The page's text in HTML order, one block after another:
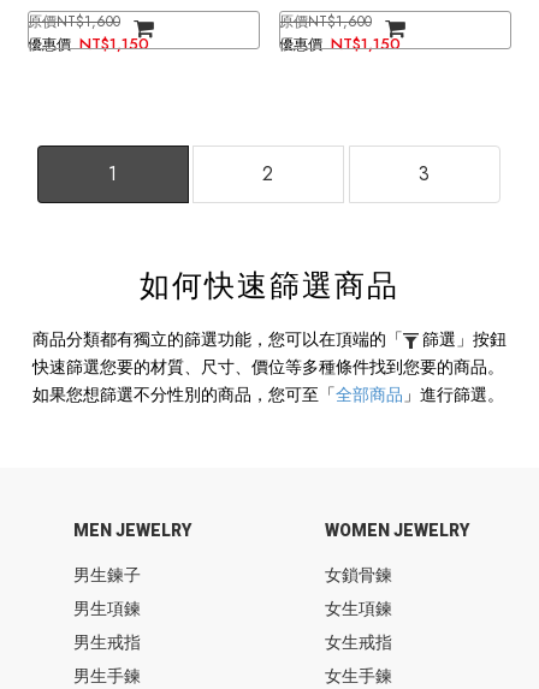
NT$1,600
NT$1,150
NT$1,600
NT$1,150
1 2 3
如何快速篩選商品
商品分類都有獨立的篩選功能，您可以在頂端的 「 篩選」 按鈕
快速篩選您要的材質、尺寸、價位等多種條件找到您要的商品。
如果您想篩選不分性別的商品，您可至 「全部商品 」 進行篩選。
MEN JEWELRY
男生鍊子
男生項鍊
男生戒指
男生手鍊
WOMEN JEWELRY
女鎖骨鍊
女生項鍊
女生戒指
女生手鍊